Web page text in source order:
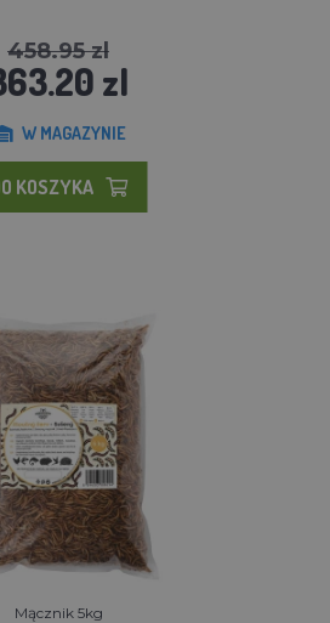
458.95 zl
zl
W MAGAZYNIE
KOSZYKA
Mącznik 5kg